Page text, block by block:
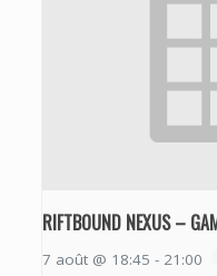
RIFTBOUND NEXUS –
7 août @ 18:45 - 21:00